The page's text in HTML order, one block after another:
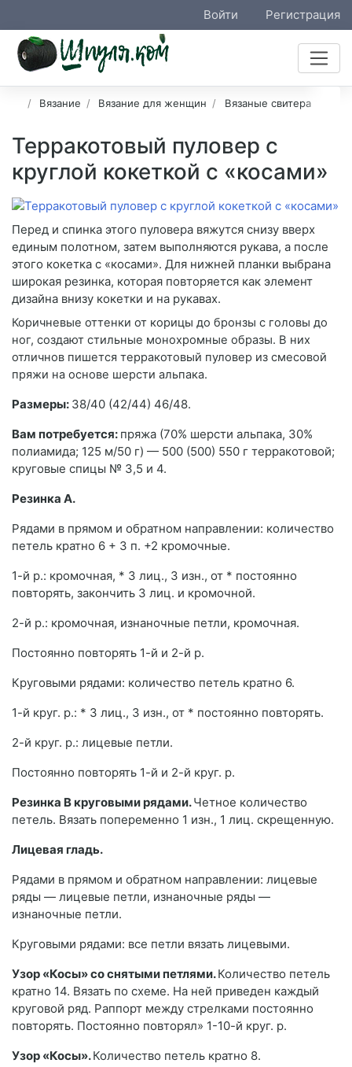
Войти Регистрация
Вязание Вязание для женщин Вязаные свитера
Терракотовый пуловер с
круглой кокеткой с «косами»
Перед и спинка этого пуловера вяжутся снизу вверх
единым полотном, затем выполняются рукава, а после
этого кокетка с «косами». Для нижней планки выбрана
широкая резинка, которая повторяется как элемент
дизайна внизу кокетки и на рукавах.
Коричневые оттенки от корицы до бронзы с головы до
ног, создают стильные монохромные образы. В них
отличнов пишется терракотовый пуловер из смесовой
пряжи на основе шерсти альпака.
Размеры: 38/40 (42/44) 46/48.
Вам потребуется: пряжа (70% шерсти альпака, 30%
полиамида; 125 м/50 г) — 500 (500) 550 г терракотовой;
круговые спицы № 3,5 и 4.
Резинка А.
Рядами в прямом и обратном направлении: количество
петель кратно 6 + 3 п. +2 кромочные.
1-й р.: кромочная, * 3 лиц., 3 изн., от * постоянно
повторять, закончить 3 лиц. и кромочной.
2-й р.: кромочная, изнаночные петли, кромочная.
Постоянно повторять 1-й и 2-й р.
Круговыми рядами: количество петель кратно 6.
1-й круг. р.: * 3 лиц., 3 изн., от * постоянно повторять.
2-й круг. р.: лицевые петли.
Постоянно повторять 1-й и 2-й круг. р.
Резинка В круговыми рядами.Четное количество
петель. Вязать попеременно 1 изн., 1 лиц. скрещенную.
Лицевая гладь.
Рядами в прямом и обратном направлении: лицевые
ряды — лицевые петли, изнаночные ряды —
изнаночные петли.
Круговыми рядами: все петли вязать лицевыми.
Узор «Косы» со снятыми петлями.Количество петель
кратно 14. Вязать по схеме. На ней приведен каждый
круговой ряд. Раппорт между стрелками постоянно
повторять. Постоянно повторял» 1-10-й круг. р.
Узор «Косы».Количество петель кратно 8.